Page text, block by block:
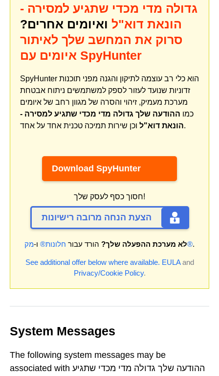
גדולה מדי מכדי שתגיע למסירה -
הונאת דוא"ל ואיומים אחרים?
סרוק את המחשב שלך לאיתור
איומים עם SpyHunter
SpyHunter הוא כלי רב עוצמה לתיקון והגנה מפני תוכנות
זדוניות שנועד לעזור לספק למשתמשים ניתוח אבטחת
מערכת מעמיק, זיהוי והסרה של מגוון רחב של איומים
כמו ההודעה שלך גדולה מדי מכדי שתגיע למסירה -
הונאת דוא"לוכן שירות תמיכה טכנית אחד על אחד.
Download SpyHunter
חסוך כסף לעסק שלך!
הצעת הנחה מרובה רישיונות
לא מערכת ההפעלה שלך? הורד עבור חלונות® ו- מק®.
See additional offer below where available. EULAand
Privacy/Cookie Policy.
System Messages
The following system messages may be
associated with ההודעה שלך גדולה מדי מכדי שתגיע